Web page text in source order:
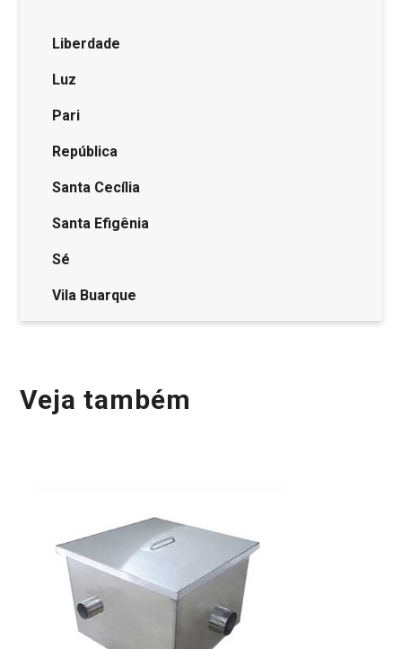
Liberdade
Luz
Pari
República
Santa Cecília
Santa Efigênia
Sé
Vila Buarque
Veja também